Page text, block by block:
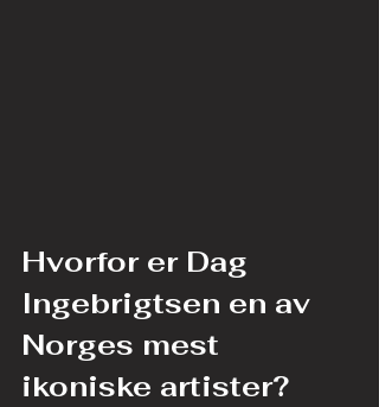
Hvorfor er Dag
Ingebrigtsen en av
Norges mest
ikoniske artister?